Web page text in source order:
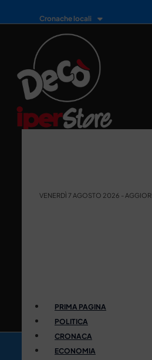
Cronache locali
VENERDÌ 7 AGOSTO 2026 -
PRIMA PAGINA
POLITICA
CRONACA
ECONOMIA